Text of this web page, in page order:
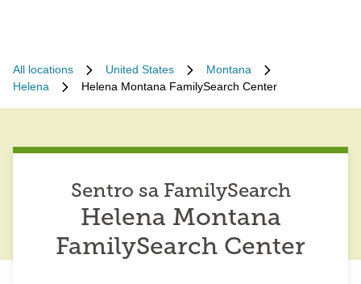
All locations United States
Montana
Helena
Helena Montana FamilySearch Center
Sentro sa FamilySearch
Helena Montana
FamilySearch Center